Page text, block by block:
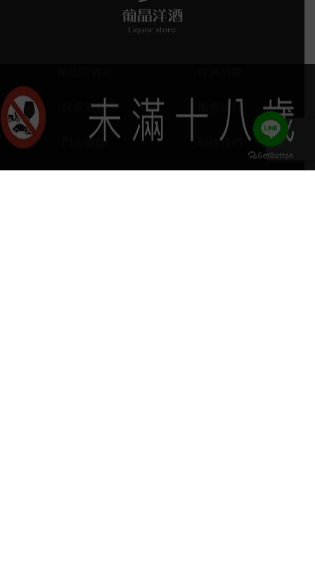
探索酒款 服務項目
門市據點 聯絡我們